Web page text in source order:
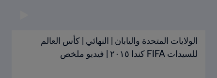
الولايات المتحدة واليابان | النهائي | كأس العالم
للسيدات FIFA كندا ٢٠١٥ | فيديو ملخص